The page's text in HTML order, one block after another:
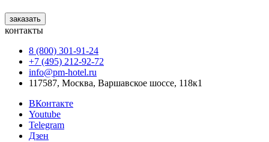
заказать
контакты
8 (800) 301‑91‑24
+7 (495) 212‑92‑72
info@pm-hotel.ru
117587, Москва, Варшавское шоссе, 118к1
ВКонтакте
Youtube
Telegram
Дзен